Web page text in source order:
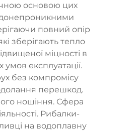
основою цих
повний опір
зберігають тепло
міцності в
експлуатації.
без компромісу
перешкод.
ношіння. Сфера
Рибалки-
на водоплавну